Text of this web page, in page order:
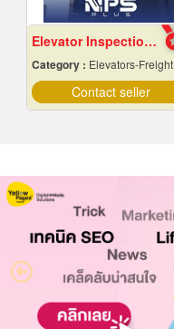
Elevator Inspection and Maintenance Services
Category : Elevators-Freight & Passenger
Contact seller